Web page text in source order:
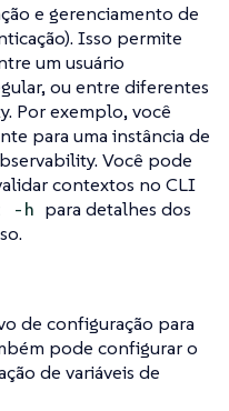
e gerenciamento de
Isso permite
um usuário
ou entre diferentes
Por exemplo, você
para uma instância de
Você pode
contextos no CLI
-h para detalhes dos
de configuração para
pode configurar o
de variáveis de